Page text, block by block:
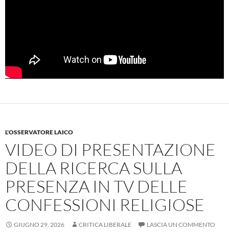
L'OSSERVATORE LAICO
VIDEO DI PRESENTAZIONE
DELLA RICERCA SULLA
PRESENZA IN TV DELLE
CONFESSIONI RELIGIOSE
GIUGNO 29, 2026 CRITICA LIBERALE LASCIA UN COMMENTO